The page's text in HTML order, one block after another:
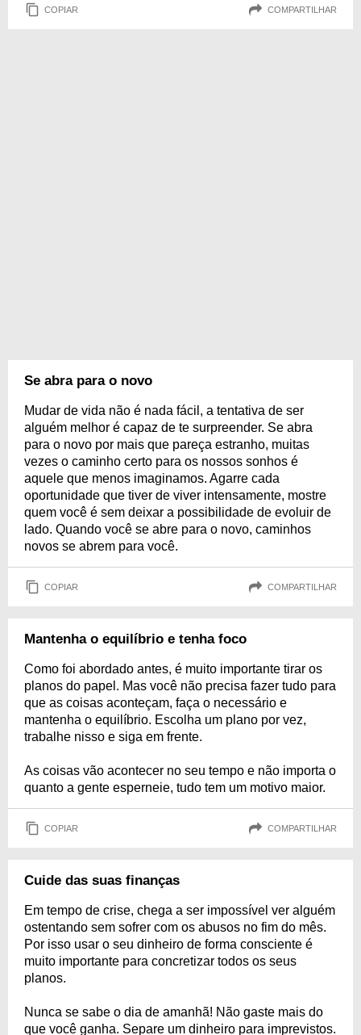
COPIAR COMPARTILHAR
Se abra para o novo
Mudar de vida não é nada fácil, a tentativa de ser
alguém melhor é capaz de te surpreender. Se abra
para o novo por mais que pareça estranho, muitas
vezes o caminho certo para os nossos sonhos é
aquele que menos imaginamos. Agarre cada
oportunidade que tiver de viver intensamente, mostre
quem você é sem deixar a possibilidade de evoluir de
lado. Quando você se abre para o novo, caminhos
novos se abrem para você.
COPIAR COMPARTILHAR
Mantenha o equilíbrio e tenha foco
Como foi abordado antes, é muito importante tirar os
planos do papel. Mas você não precisa fazer tudo para
que as coisas aconteçam, faça o necessário e
mantenha o equilíbrio. Escolha um plano por vez,
trabalhe nisso e siga em frente.
As coisas vão acontecer no seu tempo e não importa o
quanto a gente esperneie, tudo tem um motivo maior.
COPIAR COMPARTILHAR
Cuide das suas finanças
Em tempo de crise, chega a ser impossível ver alguém
ostentando sem sofrer com os abusos no fim do mês.
Por isso usar o seu dinheiro de forma consciente é
muito importante para concretizar todos os seus
planos.
Nunca se sabe o dia de amanhã! Não gaste mais do
que você ganha. Separe um dinheiro para imprevistos.